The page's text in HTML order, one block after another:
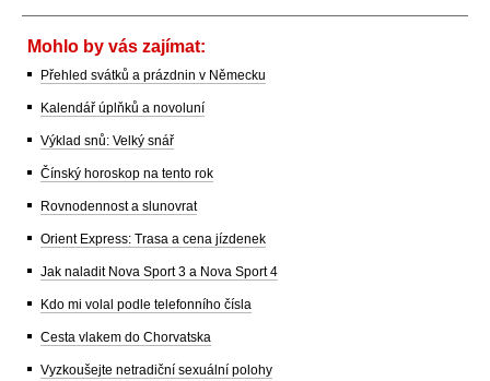
Mohlo by vás zajímat:
Přehled svátků a prázdnin v Německu
Kalendář úplňků a novoluní
Výklad snů: Velký snář
Čínský horoskop na tento rok
Rovnodennost a slunovrat
Orient Express: Trasa a cena jízdenek
Jak naladit Nova Sport 3 a Nova Sport 4
Kdo mi volal podle telefonního čísla
Cesta vlakem do Chorvatska
Vyzkoušejte netradiční sexuální polohy